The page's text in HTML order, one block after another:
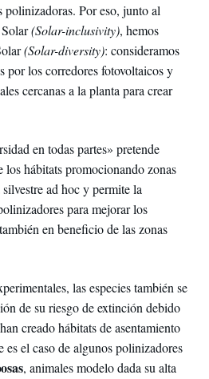
polinizadoras. Por eso, junto al
(Solar-inclusivity), hemos
(Solar-diversity): consideramos
por los corredores fotovoltaicos y
cercanas a la planta para crear
en todas partes» pretende
hábitats promocionando zonas
ad hoc y permite la
para mejorar los
en beneficio de las zonas
las especies también se
de su riesgo de extinción debido
creado hábitats de asentamiento
es el caso de algunos polinizadores
, animales modelo dada su alta